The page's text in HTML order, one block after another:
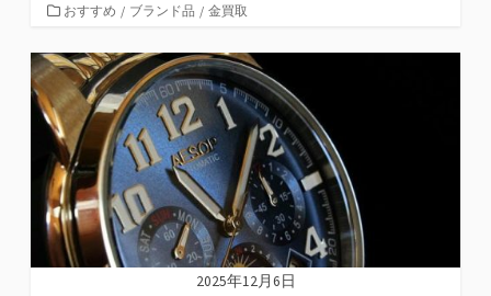
カ
ゴ
リ
ー
おすすめ / ブランド品 / 金買取
2025年12月6日